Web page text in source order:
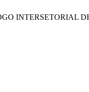
INTERSETORIAL